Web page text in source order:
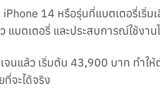
14 หรือรุ่นที่แบตเตอรี่เริ่ม
แบตเตอรี่ และประสบการณ์ใช้งาน
นแล้ว เริ่มต้น 43,900 บาท ทำใ
จะได้จริง